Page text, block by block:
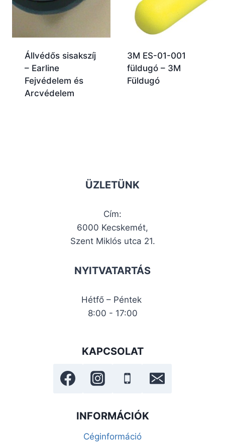
Állvédős sisakszíj
– Earline
Fejvédelem és
Arcvédelem
3M ES-01-001
füldugó – 3M
Füldugó
ÜZLETÜNK
Cím:
6000 Kecskemét,
Szent Miklós utca 21.
NYITVATARTÁS
Hétfő – Péntek
8:00 - 17:00
KAPCSOLAT
INFORMÁCIÓK
Céginformáció